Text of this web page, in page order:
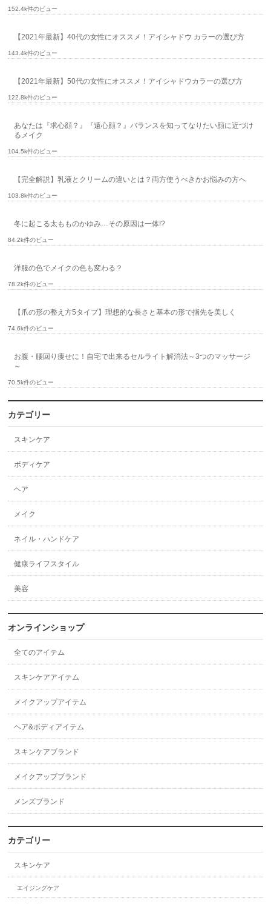
152.4k件のビュー
【2021年最新】40代の女性にオススメ！アイシャドウ カラーの選び方
143.4k件のビュー
【2021年最新】50代の女性にオススメ！アイシャドウカラーの選び方
122.8k件のビュー
あなたは『求心顔？』『遠心顔？』バランスを知ってなりたい顔に近づけ
るメイク
104.5k件のビュー
【完全解説】乳液とクリームの違いとは？両方使うべきかお悩みの方へ
103.8k件のビュー
冬に起こる太もものかゆみ…その原因は一体!?
84.2k件のビュー
洋服の色でメイクの色も変わる？
78.2k件のビュー
【爪の形の整え方5タイプ】理想的な長さと基本の形で指先を美しく
74.6k件のビュー
お腹・腰回り痩せに！自宅で出来るセルライト解消法～3つのマッサージ
～
70.5k件のビュー
カテゴリー
スキンケア
ボディケア
ヘア
メイク
ネイル・ハンドケア
健康ライフスタイル
美容
オンラインショップ
全てのアイテム
スキンケアアイテム
メイクアップアイテム
ヘア&ボディアイテム
スキンケアブランド
メイクアップブランド
メンズブランド
カテゴリー
スキンケア
エイジングケア